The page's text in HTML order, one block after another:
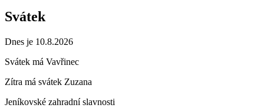
Svátek
Dnes je 10.8.2026
Svátek má Vavřinec
Zítra má svátek Zuzana
Jeníkovské zahradní slavnosti